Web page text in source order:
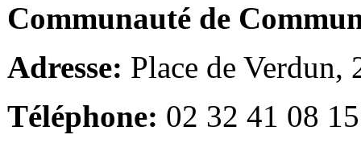
Communauté de
Adresse: Place de Verdun,
Téléphone: 02 32 41 08 15